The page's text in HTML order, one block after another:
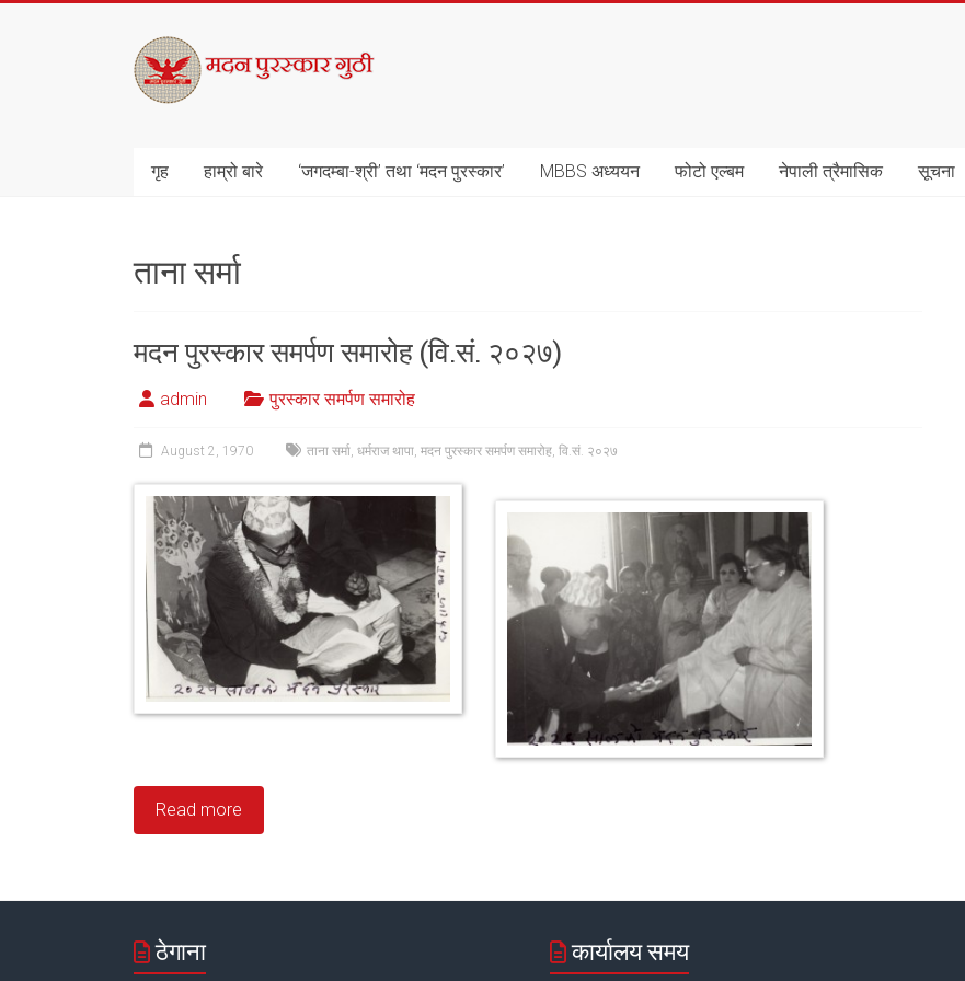
मदन
पुरस्कार
गुठी
गृह हाम्रो बारे ‘जगदम्बा-श्री’ तथा ‘मदन पुरस्कार’ MBBS अध्ययन फोटो एल्बम नेपाली त्रैमासिक सूचना
ताना सर्मा
मदन पुरस्कार समर्पण समारोह (वि.सं. २०२७)
admin पुरस्कार समर्पण समारोह
August 2, 1970 ताना सर्मा, धर्मराज थापा, मदन पुरस्कार समर्पण समारोह, वि.सं. २०२७
Read more
ठेगाना कार्यालय समय